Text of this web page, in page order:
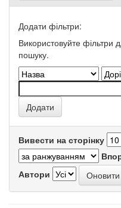
Додати фільтри:
Використовуйте фільтри
пошуку.
Вивести на сторінку
Автори